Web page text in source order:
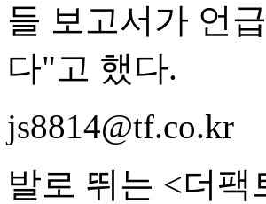
들 보고서가 언
다"고 했다.
js8814@tf.co.kr
발로 뛰는 <더